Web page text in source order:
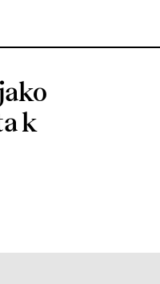
nemáte žádné položky.
k